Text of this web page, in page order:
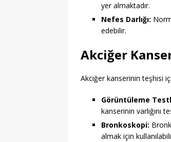
yer almaktadır.
Nefes Darlığı:
edebilir.
Akciğer
Akciğer kanserinin teşhisi
Görüntüleme
kanserinin varlığını
Bronkoskopi:
almak için